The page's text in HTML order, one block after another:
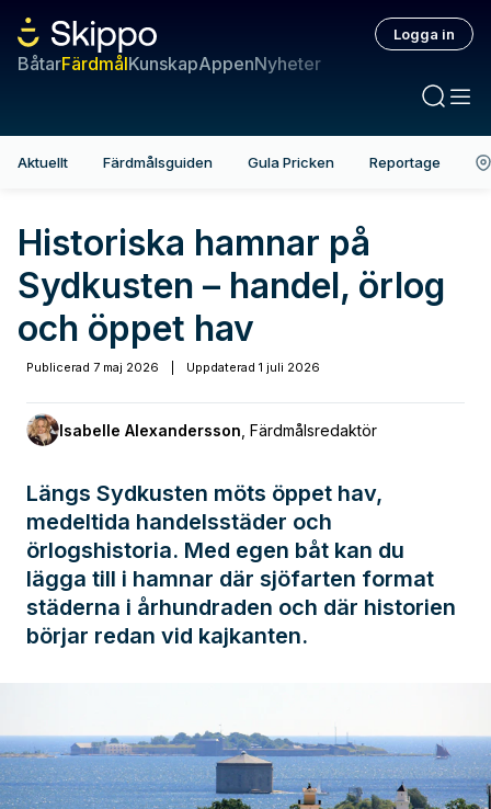
BåtarFärdmålKunskapAppenNyheter
Logga in
Aktuellt Färdmålsguiden Gula Pricken Reportage
Historiska hamnar på
Sydkusten – handel, örlog
och öppet hav
Publicerad 7 maj 2026 Uppdaterad 1 juli 2026
Isabelle Alexandersson Färdmålsredaktör
Längs Sydkusten möts öppet hav,
medeltida handelsstäder och
örlogshistoria. Med egen båt kan du
lägga till i hamnar där sjöfarten format
städerna i århundraden och där historien
börjar redan vid kajkanten.